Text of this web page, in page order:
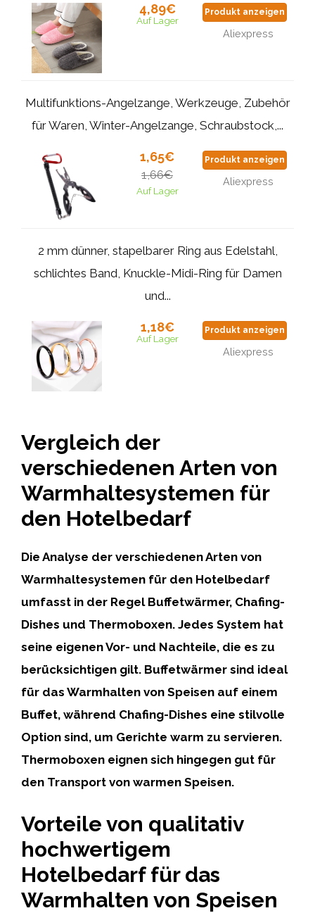
4,89€
Auf Lager
Produkt anzeigen
Aliexpress
Multifunktions-Angelzange, Werkzeuge, Zubehör
für Waren, Winter-Angelzange, Schraubstock,...
1,65€
1,66€
Auf Lager
Produkt anzeigen
Aliexpress
2 mm dünner, stapelbarer Ring aus Edelstahl,
schlichtes Band, Knuckle-Midi-Ring für Damen
und...
1,18€
Auf Lager
Produkt anzeigen
Aliexpress
Vergleich der
verschiedenen Arten von
Warmhaltesystemen für
den Hotelbedarf
Die Analyse der verschiedenen Arten von
Warmhaltesystemen für den Hotelbedarf
umfasst in der Regel Buffetwärmer, Chafing-
Dishes und Thermoboxen. Jedes System hat
seine eigenen Vor- und Nachteile, die es zu
berücksichtigen gilt. Buffetwärmer sind ideal
für das Warmhalten von Speisen auf einem
Buffet, während Chafing-Dishes eine stilvolle
Option sind, um Gerichte warm zu servieren.
Thermoboxen eignen sich hingegen gut für
den Transport von warmen Speisen.
Vorteile von qualitativ
hochwertigem
Hotelbedarf für das
Warmhalten von Speisen